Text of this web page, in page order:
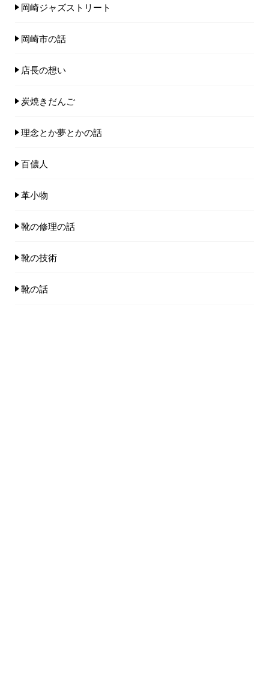
岡崎ジャズストリート
岡崎市の話
店長の想い
炭焼きだんご
理念とか夢とかの話
百儂人
革小物
靴の修理の話
靴の技術
靴の話